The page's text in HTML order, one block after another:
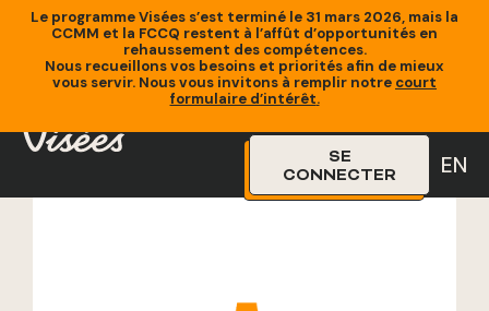
Le programme Visées s’est terminé le 31 mars 2026, mais la
CCMM et la FCCQ restent à l’affût d’opportunités en
rehaussement des compétences.
Nous recueillons vos besoins et priorités afin de mieux
vous servir. Nous vous invitons à remplir notre court
formulaire d’intérêt.
SE
CONNECTER
EN
Accueil» Formations» Installer et calibrer les machines de
production – Niveau débutant